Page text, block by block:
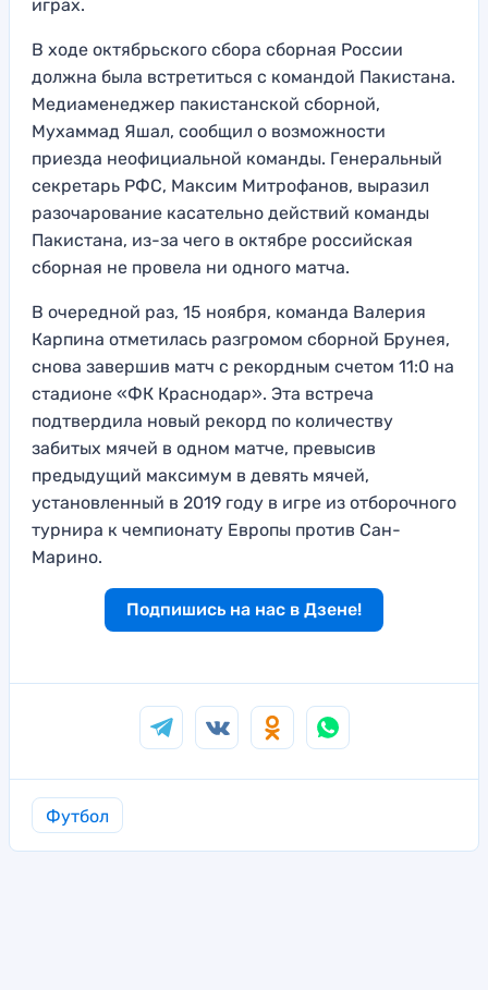
играх.
В ходе октябрьского сбора сборная России
должна была встретиться с командой Пакистана.
Медиаменеджер пакистанской сборной,
Мухаммад Яшал, сообщил о возможности
приезда неофициальной команды. Генеральный
секретарь РФС, Максим Митрофанов, выразил
разочарование касательно действий команды
Пакистана, из-за чего в октябре российская
сборная не провела ни одного матча.
В очередной раз, 15 ноября, команда Валерия
Карпина отметилась разгромом сборной Брунея,
снова завершив матч с рекордным счетом 11:0 на
стадионе «ФК Краснодар». Эта встреча
подтвердила новый рекорд по количеству
забитых мячей в одном матче, превысив
предыдущий максимум в девять мячей,
установленный в 2019 году в игре из отборочного
турнира к чемпионату Европы против Сан-
Марино.
Подпишись на нас в Дзене!
Футбол